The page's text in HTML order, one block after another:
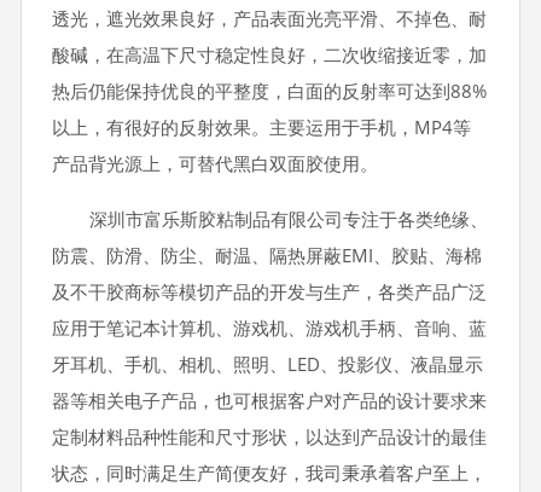
透光，遮光效果良好，产品表面光亮平滑、不掉色、耐
酸碱，在高温下尺寸稳定性良好，二次收缩接近零，加
热后仍能保持优良的平整度，白面的反射率可达到88%
以上，有很好的反射效果。主要运用于手机，MP4等
产品背光源上，可替代黑白双面胶使用。
深圳市富乐斯胶粘制品有限公司专注于各类绝缘、
防震、防滑、防尘、耐温、隔热屏蔽EMI、胶贴、海棉
及不干胶商标等模切产品的开发与生产，各类产品广泛
应用于笔记本计算机、游戏机、游戏机手柄、音响、蓝
牙耳机、手机、相机、照明、LED、投影仪、液晶显示
器等相关电子产品，也可根据客户对产品的设计要求来
定制材料品种性能和尺寸形状，以达到产品设计的最佳
状态，同时满足生产简便友好，我司秉承着客户至上，